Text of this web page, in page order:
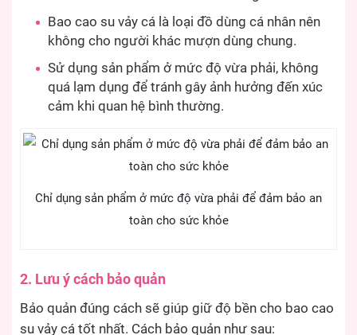
Bao cao su vảy cá là loại đồ dùng cá nhân nên
không cho người khác mượn dùng chung.
Sử dụng sản phẩm ở mức độ vừa phải, không
quá lạm dụng để tránh gây ảnh hưởng đến xúc
cảm khi quan hệ bình thường.
Chỉ dụng sản phẩm ở mức độ vừa phải để đảm bảo an
toàn cho sức khỏe
2. Lưu ý cách bảo quản
Bảo quản đúng cách sẽ giúp giữ độ bền cho bao cao
su vảy cá tốt nhất. Cách bảo quản như sau: